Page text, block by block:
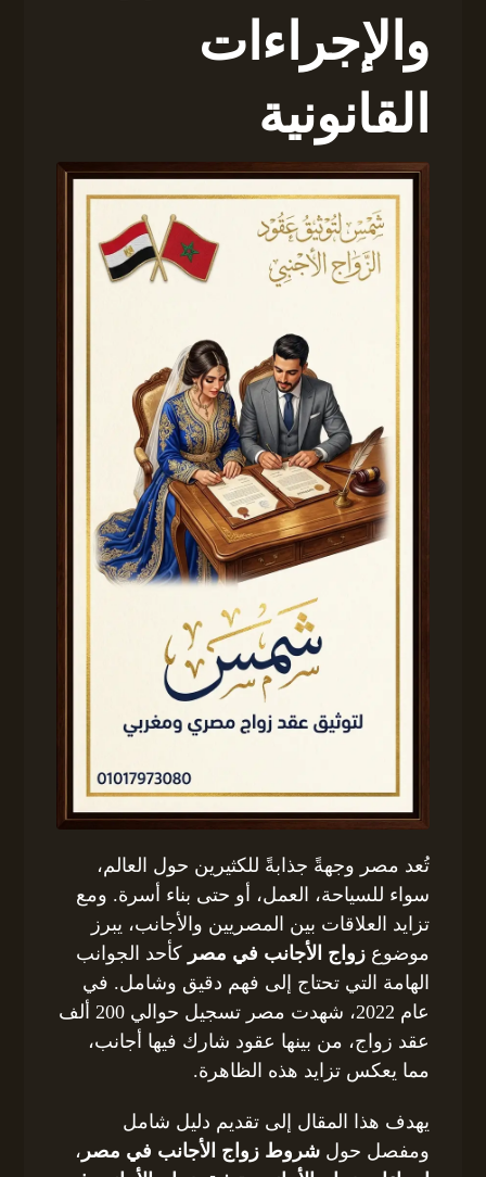
والإجراءات
القانونية
تُعد مصر وجهةً جذابةً للكثيرين حول العالم،
سواء للسياحة، العمل، أو حتى بناء أسرة. ومع
تزايد العلاقات بين المصريين والأجانب، يبرز
موضوعزواج الأجانب في مصر كأحد الجوانب
الهامة التي تحتاج إلى فهم دقيق وشامل. في
عام 2022، شهدت مصر تسجيل حوالي 200 ألف
عقد زواج، من بينها عقود شارك فيها أجانب،
مما يعكس تزايد هذه الظاهرة.
يهدف هذا المقال إلى تقديم دليل شامل
ومفصل حولشروط زواج الأجانب في مصر ،